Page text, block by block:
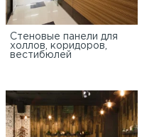
Стеновые панели для
холлов, коридоров,
вестибюлей